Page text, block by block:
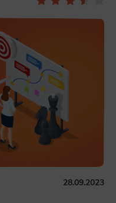
28.09.2023